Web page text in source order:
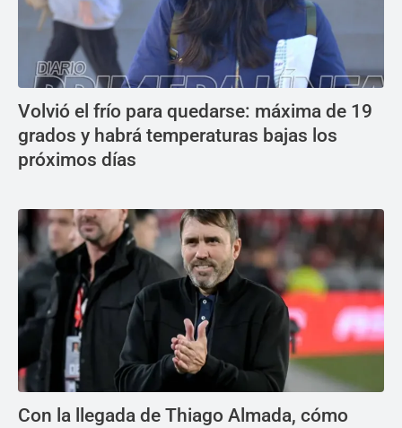
Volvió el frío para quedarse: máxima de 19
grados y habrá temperaturas bajas los
próximos días
Con la llegada de Thiago Almada, cómo